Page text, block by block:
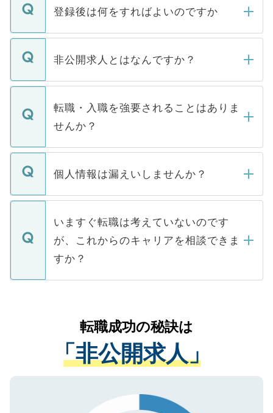
登録後は何をすればよいのですか
ご登録いただきましたら、弊社担当者がご
登録内容を確認し、その後メールもしくは
ます。通常、5営業日以内にはご連絡をせて
いただきますので、しばらくお待ちくださ
非公開求人とはなんですか？
マイナビDOCTORで取り扱っている求人の
うち約3割は、Webサイトからご覧いただ
けない「非公開求人」です。非公開求人は
下記の理由によって、一般には公開してい
ません。
■応募殺到を避けるため 人気のある医療機
関を公にしてしまうと、応募が殺到する場
に、医療機関が求める条件に合った人材の
みを人材紹介会社に依頼するケースが増え
ています。
転職・入職を強要されることはありま
せんか？
転職・入職を強要することは一切ありませ
ん。また、仮に応募先から内定をいただい
定を承諾する必要はありません。内定先へ
の辞退の連絡はキャリアパートナーが行い
個人情報は漏えいしませんか？
個人情報が漏えいすることはありませんの
で、ご安心ください。当サイトからの登録
などで収集したご登録者様の個人情報は、
ご本人のキャリアアップおよび転職活動の
支援を目的に使用いたします。お預かりし
ているすべての個人データはご本人の許可
は、個人情報の取り扱いについての厳密な
管理基準を満たした事業者のみに付与され
る、プライバシーマークを取得済みです。
で、機密保持に関してもご安心ください。
いますぐ転職は考えていないのです
が、これからのキャリアを相談できま
すか？
かがいして、現在の医療機関の状況や紹介
経験をまじえながら、適切なアドバイスを
させていただきます。すぐにご転職をされ
ない方には、長期的なサポートが可能です
ので、まずはご登録ください。
転職成功の秘訣は
「非公開求人」